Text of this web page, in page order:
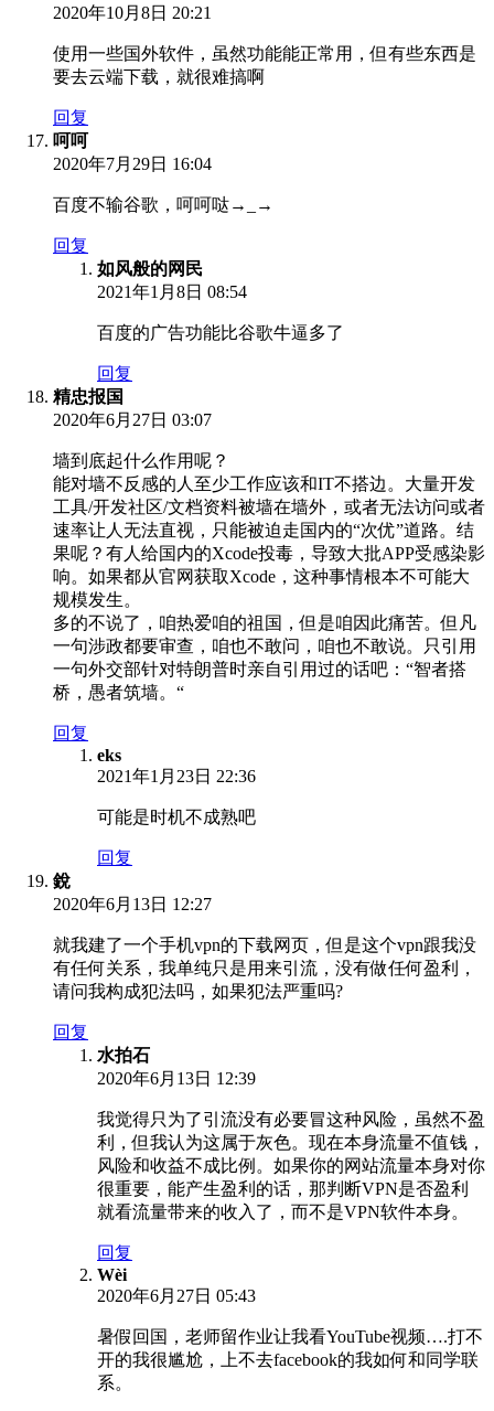
2020年10月8日 20:21
使用一些国外软件，虽然功能能正常用，但有些东西是
要去云端下载，就很难搞啊
回复
呵呵
2020年7月29日 16:04
百度不输谷歌，呵呵哒→_→
回复
如风般的网民
2021年1月8日 08:54
百度的广告功能比谷歌牛逼多了
回复
精忠报国
2020年6月27日 03:07
墙到底起什么作用呢？
能对墙不反感的人至少工作应该和IT不搭边。大量开发
工具/开发社区/文档资料被墙在墙外，或者无法访问或者
速率让人无法直视，只能被迫走国内的“次优”道路。结
果呢？有人给国内的Xcode投毒，导致大批APP受感染影
响。如果都从官网获取Xcode，这种事情根本不可能大
规模发生。
多的不说了，咱热爱咱的祖国，但是咱因此痛苦。但凡
一句涉政都要审查，咱也不敢问，咱也不敢说。只引用
一句外交部针对特朗普时亲自引用过的话吧：“智者搭
桥，愚者筑墙。“
回复
eks
2021年1月23日 22:36
可能是时机不成熟吧
回复
銳
2020年6月13日 12:27
就我建了一个手机vpn的下载网页，但是这个vpn跟我没
有任何关系，我单纯只是用来引流，没有做任何盈利，
请问我构成犯法吗，如果犯法严重吗?
回复
水拍石
2020年6月13日 12:39
我觉得只为了引流没有必要冒这种风险，虽然不盈
利，但我认为这属于灰色。现在本身流量不值钱，
风险和收益不成比例。如果你的网站流量本身对你
很重要，能产生盈利的话，那判断VPN是否盈利
就看流量带来的收入了，而不是VPN软件本身。
回复
Wèi
2020年6月27日 05:43
暑假回国，老师留作业让我看YouTube视频….打不
开的我很尴尬，上不去facebook的我如何和同学联
系。